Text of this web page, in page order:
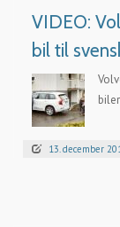
VIDEO:
bil til
13. december